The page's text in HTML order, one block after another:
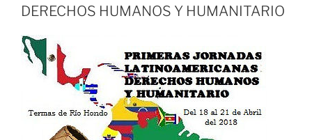
DERECHOS HUMANOS Y HUMANITARIO